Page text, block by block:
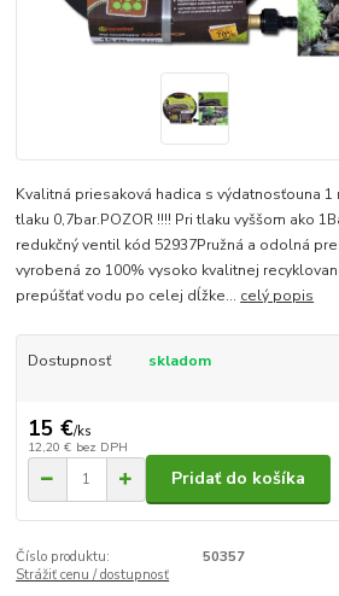
Kvalitná priesaková hadica s výdatnosťouna 1
tlaku 0,7bar.POZOR !!!! Pri tlaku vyššom ako
redukčný ventil kód 52937Pružná a odolná
vyrobená zo 100% vysoko kvalitnej
prepúšťať vodu po celej dĺžke... celý popis
Dostupnosť skladom
15 €/ks
12,20 € bez DPH
Pridať do košíka
Číslo produktu:
50357
Strážiť cenu / dostupnosť